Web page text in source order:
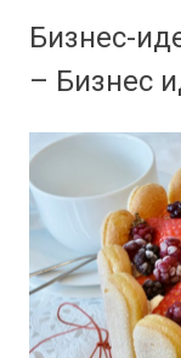
Бизнес-
– Бизнес